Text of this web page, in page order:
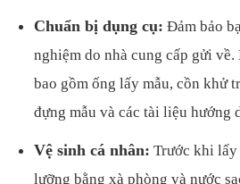
Chuẩn bị dụng cụ: Đảm bảo
nghiệm do nhà cung cấp gửi
bao gồm ống lấy mẫu, cồn khử
đựng mẫu và các tài liệu hướng
Vệ sinh cá nhân: Trước khi lấy
lưỡng bằng xà phòng và nước